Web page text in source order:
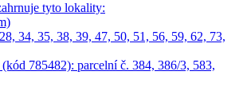
tyto lokality:
34, 35, 38, 39, 47, 50, 51, 56, 59, 62, 73,
785482): parcelní č. 384, 386/3, 583,